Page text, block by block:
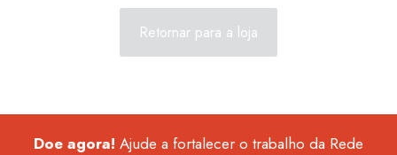
Retornar para a loja
Doe agora! Ajude a fortalecer o trabalho da Rede